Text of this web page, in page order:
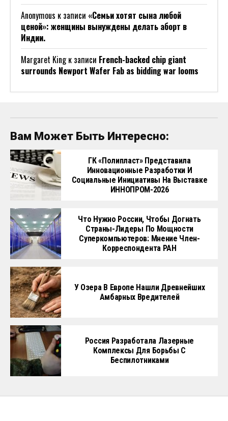
Anonymous к записи «Семьи хотят сына любой
ценой»: женщины вынуждены делать аборт в
Индии.
Margaret Kingк записи French-backed chip giant
surrounds Newport Wafer Fab as bidding war looms
Вам Может Быть Интересно:
ГК «Полипласт» Представила
Инновационные Разработки И
Социальные Инициативы На Выставке
ИННОПРОМ-2026
Что Нужно России, Чтобы Догнать
Страны-Лидеры По Мощности
Суперкомпьютеров: Мнение Член-
Корреспондента РАН
У Озера В Европе Нашли Древнейших
Амбарных Вредителей
Россия Разработала Лазерные
Комплексы Для Борьбы С
Беспилотниками